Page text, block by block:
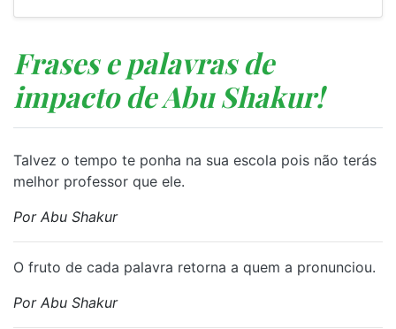
Frases e palavras de
impacto de Abu Shakur!
Talvez o tempo te ponha na sua escola pois não terás
melhor professor que ele.
Por Abu Shakur
O fruto de cada palavra retorna a quem a pronunciou.
Por Abu Shakur